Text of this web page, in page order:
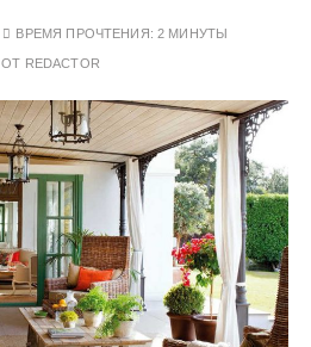
ВРЕМЯ ПРОЧТЕНИЯ:2 МИНУТЫ
ОТ REDACTOR